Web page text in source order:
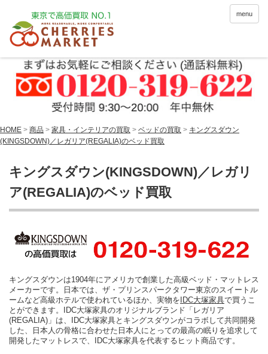
menu
HOME > 商品 > 家具・インテリアの買取 > ベッドの買取 > キングスダウン
(KINGSDOWN)／レガリア(REGALIA)のベッド買取
キングスダウン(KINGSDOWN)／レガリ
ア(REGALIA)のベッド買取
キングスダウンは1904年にアメリカで創業した高級ベッド・マットレス
メーカーです。日本では、ザ・プリンスパークタワー東京のスイートル
ームなど高級ホテルで使われているほか、実物を IDC大塚家具で買うこ
とができます。IDC大塚家具のオリジナルブランド「レガリア
(REGALIA)」は、IDC大塚家具とキングスダウンがコラボして共同開発
した、日本人の骨格に合わせた日本人にとっての最高の眠りを追求して
開発したマットレスで、IDC大塚家具を代表するヒット商品です。